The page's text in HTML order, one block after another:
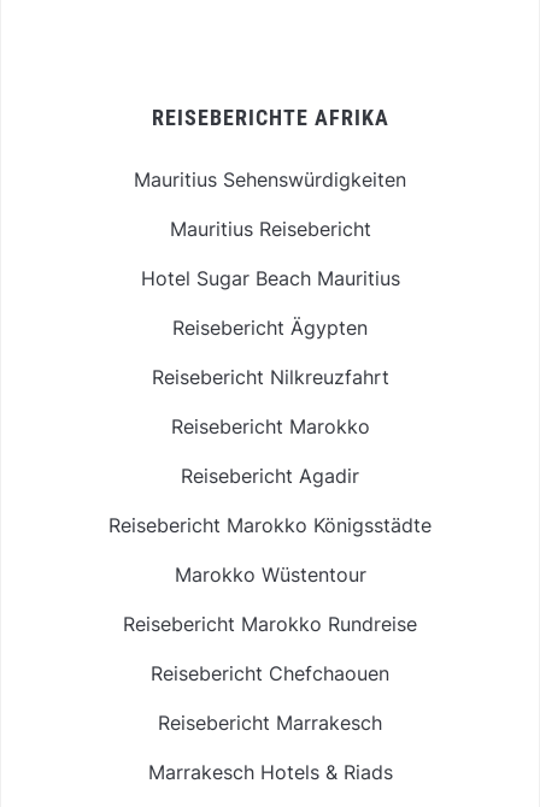
REISEBERICHTE AFRIKA
Mauritius Sehenswürdigkeiten
Mauritius Reisebericht
Hotel Sugar Beach Mauritius
Reisebericht Ägypten
Reisebericht Nilkreuzfahrt
Reisebericht Marokko
Reisebericht Agadir
Reisebericht Marokko Königsstädte
Marokko Wüstentour
Reisebericht Marokko Rundreise
Reisebericht Chefchaouen
Reisebericht Marrakesch
Marrakesch Hotels & Riads